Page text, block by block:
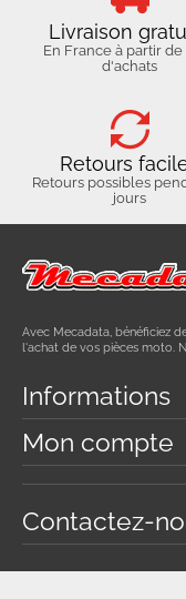
Livraison
En France à partir
d'achats
Retours
Retours possibles
jours
Avec Mecadata, bénéficiez
l'achat de vos pièces moto.
Informations
Mon compte
Contactez-